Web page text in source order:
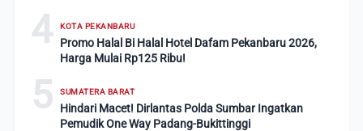
4 KOTA PEKANBARU
Promo Halal Bi Halal Hotel Dafam Pekanbaru 2026,
Harga Mulai Rp125 Ribu!
5 SUMATERA BARAT
Hindari Macet! Dirlantas Polda Sumbar Ingatkan
Pemudik One Way Padang-Bukittinggi